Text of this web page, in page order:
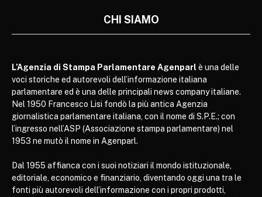
CHI SIAMO
L’Agenzia di Stampa Parlamentare Agenparl è una delle
voci storiche ed autorevoli dell’informazione italiana
parlamentare ed è una delle principali news company italiane.
Nel 1950 Francesco Lisi fondò la più antica Agenzia
giornalistica parlamentare italiana, con il nome di S.P.E.; con
l’ingresso nell’ASP (Associazione stampa parlamentare) nel
1953 ne mutò il nome in Agenparl.
Dal 1955 affianca con i suoi notiziari il mondo istituzionale,
editoriale, economico e finanziario, diventando oggi una tra le
fonti più autorevoli dell’informazione con i propri prodotti,